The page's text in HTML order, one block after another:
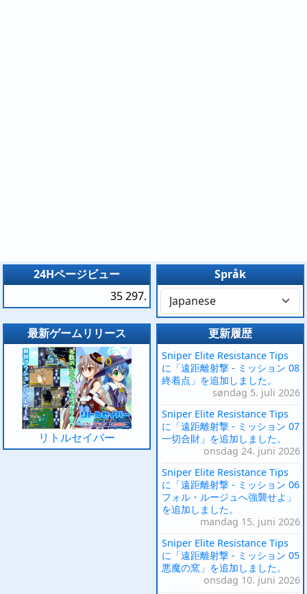
24Hページビュー
35 297.
Språk
最新ゲームリリース
リトルセイバー
更新履歴
Sniper Elite Resistance Tips
に「遠距離射撃 - ミッション 08
終着点」を追加しました。
søndag 5. juli 2026
Sniper Elite Resistance Tips
に「遠距離射撃 - ミッション 07
一切合財」を追加しました。
onsdag 24. juni 2026
Sniper Elite Resistance Tips
に「遠距離射撃 - ミッション 06
フォル・ルージュへ強襲せよ」
を追加しました。
mandag 15. juni 2026
Sniper Elite Resistance Tips
に「遠距離射撃 - ミッション 05
悪魔の窯」を追加しました。
onsdag 10. juni 2026